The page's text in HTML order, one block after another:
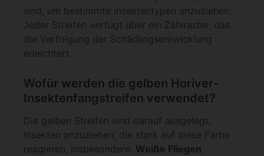
sind, um bestimmte Insektentypen anzuziehen.
Jeder Streifen verfügt über ein Zählraster, das
die Verfolgung der Schädlingsentwicklung
erleichtert.
Wofür werden die gelben Horiver-
Insektenfangstreifen verwendet?
Die gelben Streifen sind darauf ausgelegt,
Insekten anzuziehen, die stark auf diese Farbe
reagieren, insbesondere: Weiße Fliegen,